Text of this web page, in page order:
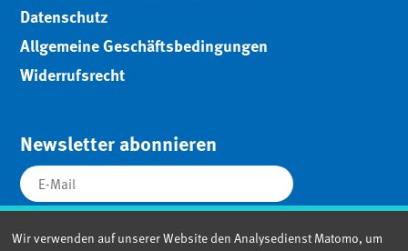
Wir verwenden auf unserer Website den Analysedienst Matomo, um
Datenschutz
Allgemeine Geschäftsbedingungen
Widerrufsrecht
Newsletter abonnieren